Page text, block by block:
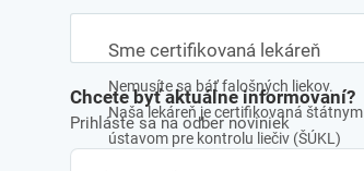
Sme certifikovaná lekáreň
Nemusíte sa báť falošných liekov.
Naša lekáreň je certifikovaná štátnym
ústavom pre kontrolu liečiv (ŠÚKL)
Chcete byť aktuálne informovaní?
Prihláste sa na odber noviniek